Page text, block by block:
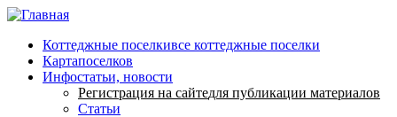
Перейти к основному содержанию
Коттеджные поселкивсе коттеджные поселки
Картапоселков
Инфостатьи, новости
Регистрация на сайтедля публикации материалов
Статьи